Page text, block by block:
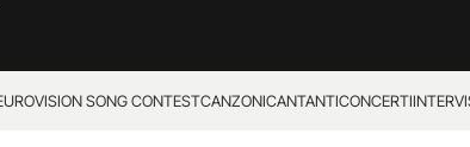
SONG CONTESTCANZONICANTANTICONCERTI